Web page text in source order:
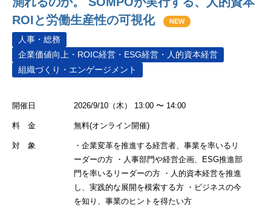
ROIと労働生産性の可視化
NEW
人事・総務
企業価値向上・ROIC経営・ESG経営・人的資本経営
組織づくり・エンゲージメント
開催日 2026/9/10（木） 13:00 〜 14:00
料 金 無料(オンライン開催)
対 象
・企業変革を推進する経営者、事業を率いるリ
ーダーの方 ・人事部門や経営企画、ESG推進部
門を率いるリーダーの方 ・人的資本経営を推進
し、実践的な展開を模索する方 ・ビジネスの今
を知り、事業のヒントを得たい方